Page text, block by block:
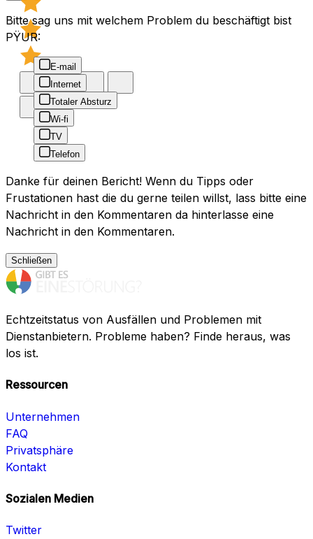
Bitte sag uns mit welchem Problem du beschäftigt bist
PŸUR:
E-mail
Internet
Totaler Absturz
Wi-fi
TV
Telefon
Danke für deinen Bericht! Wenn du Tipps oder
Frustationen hast die du gerne teilen willst, lass bitte eine
Nachricht in den Kommentaren da hinterlasse eine
Nachricht in den Kommentaren.
Schließen
Echtzeitstatus von Ausfällen und Problemen mit
Dienstanbietern. Probleme haben? Finde heraus, was
los ist.
Ressourcen
Unternehmen
FAQ
Privatsphäre
Kontakt
Sozialen Medien
Twitter